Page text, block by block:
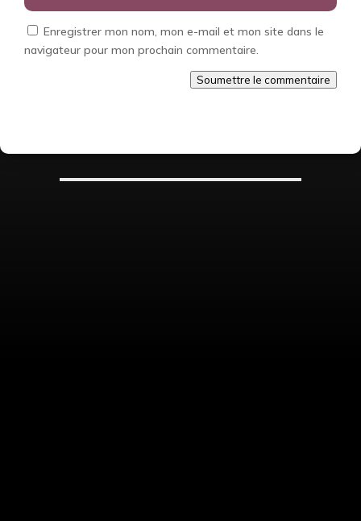
Enregistrer mon nom, mon e-mail et mon site dans le
navigateur pour mon prochain commentaire.
Soumettre le commentaire